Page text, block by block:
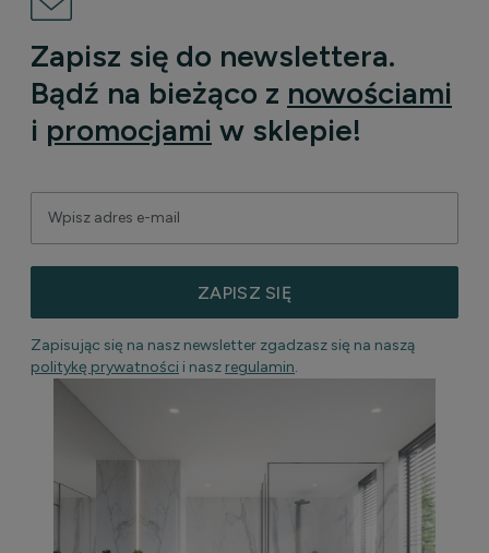
Zapisz się do newslettera.
Bądź na bieżąco z nowościami
i promocjami w sklepie!
ZAPISZ SIĘ
Zapisując się na nasz newsletter zgadzasz się na naszą
politykę prywatności i nasz regulamin.